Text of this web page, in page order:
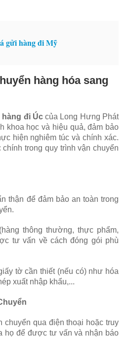
gửi hàng đi Mỹ
hàng hóa sang
đi Úccủa Long Hưng Phát
khoa học và hiệu quả, đảm bảo
hiện nghiêm túc và chính xác.
trong quy trình vận chuyển
thận để đảm bảo an toàn trong
thông thường, thực phẩm,
tư vấn về cách đóng gói phù
tờ cần thiết (nếu có) như hóa
xuất nhập khẩu,...
chuyển qua điện thoại hoặc truy
họ để được tư vấn và nhận báo